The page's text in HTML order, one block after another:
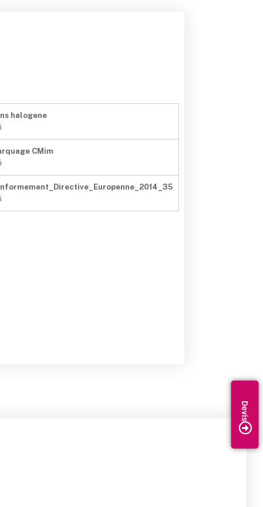
halogene
CMim